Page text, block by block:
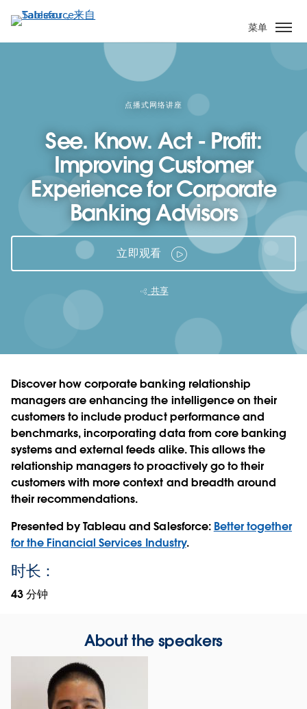
转
到
菜单
点播式网络讲座
See. Know. Act - Profit:
Improving Customer
Experience for Corporate
Banking Advisors
立即观看
共享
Discover how corporate banking relationship
managers are enhancing the intelligence on their
customers to include product performance and
benchmarks, incorporating data from core banking
systems and external feeds alike. This allows the
relationship managers to proactively go to their
customers with more context and breadth around
their recommendations.
Presented by Tableau and Salesforce: Better together
for the Financial Services Industry.
时长：
43 分钟
About the speakers